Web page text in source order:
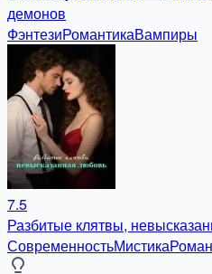
демонов
ФэнтезиРомантикаВампиры
7.5
Разбитые клятвы,
СовременностьМистика